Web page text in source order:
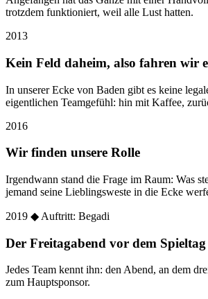
trotzdem funktioniert, weil alle Lust hatten.
2013
Kein Feld daheim, also fahren wir
In unserer Ecke von Baden gibt es keine
eigentlichen Teamgefühl: hin mit Kaffee,
2016
Wir finden unsere Rolle
Irgendwann stand die Frage im Raum: Was
jemand seine Lieblingsweste in die Ecke
2019 ◆ Auftritt: Begadi
Der Freitagabend vor dem Spieltag
Jedes Team kennt ihn: den Abend, an dem
zum Hauptsponsor.